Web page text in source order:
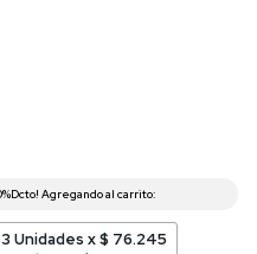
3 Unidades x $ 76.245